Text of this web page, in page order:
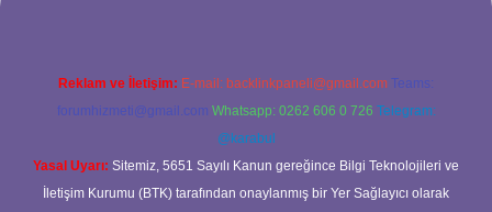
Reklam ve İletişim: E-mail: backlinkpaneli@gmail.com Teams:
forumhizmeti@gmail.com Whatsapp: 0262 606 0 726 Telegram:
@karabul
Yasal Uyarı: Sitemiz, 5651 Sayılı Kanun gereğince Bilgi Teknolojileri ve
İletişim Kurumu (BTK) tarafından onaylanmış bir Yer Sağlayıcı olarak